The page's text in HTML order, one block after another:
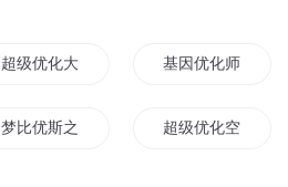
超级优化大师 基因优化师
梦比优斯之梦比优雨传奇超级优化空间